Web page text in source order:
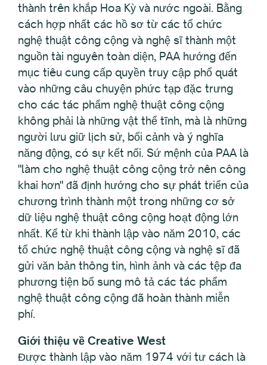
thành trên khắp Hoa Kỳ và nước ngoài. Bằng
cách hợp nhất các hồ sơ từ các tổ chức
nghệ thuật công cộng và nghệ sĩ thành một
nguồn tài nguyên toàn diện, PAA hướng đến
mục tiêu cung cấp quyền truy cập phổ quát
vào những câu chuyện phức tạp đặc trưng
cho các tác phẩm nghệ thuật công cộng
không phải là những vật thể tĩnh, mà là những
người lưu giữ lịch sử, bối cảnh và ý nghĩa
năng động, có sự kết nối. Sứ mệnh của PAA là
"làm cho nghệ thuật công cộng trở nên công
khai hơn" đã định hướng cho sự phát triển của
chương trình thành một trong những cơ sở
dữ liệu nghệ thuật công cộng hoạt động lớn
nhất. Kể từ khi thành lập vào năm 2010, các
tổ chức nghệ thuật công cộng và nghệ sĩ đã
gửi văn bản thông tin, hình ảnh và các tệp đa
phương tiện bổ sung mô tả các tác phẩm
nghệ thuật công cộng đã hoàn thành miễn
phí.
Giới thiệu về Creative West
Được thành lập vào năm 1974 với tư cách là